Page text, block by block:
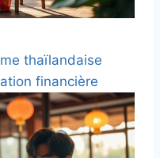
thaïlandaise
financière